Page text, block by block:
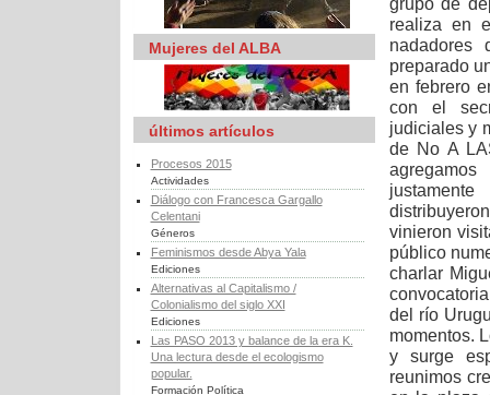
Mujeres del ALBA
últimos artículos
Procesos 2015
Actividades
Diálogo con Francesca Gargallo
Celentani
Géneros
Feminismos desde Abya Yala
Ediciones
Alternativas al Capitalismo /
Colonialismo del siglo XXI
Ediciones
Las PASO 2013 y balance de la era K.
Una lectura desde el ecologismo
popular.
Formación Política
realiza en
preparado
en febrero
con el
judiciales y
de No A
vinieron
público
charlar
del río
momentos.
y surge
reunimos